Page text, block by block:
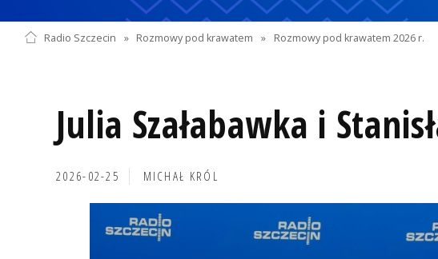
Radio Szczecin » Rozmowy pod krawatem » Rozmowy pod krawatem 2026 r.
Julia Szałabawka i
2026-02-25 MICHAŁ KRÓL